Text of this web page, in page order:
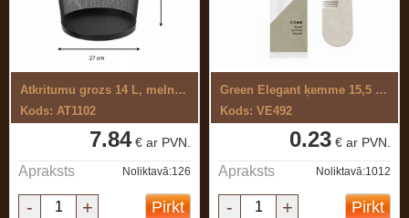
Atkritumu grozs 14 L, melns, metāla ...
Kods: AT1102
7.84€ ar PVN.
Apraksts Noliktavā:126
- + Pirkt
Green Elegant ķemme 15,5 cm, 35% salmu ...
Kods: VE492
0.23 € ar PVN.
Apraksts Noliktavā:1012
- + Pirkt